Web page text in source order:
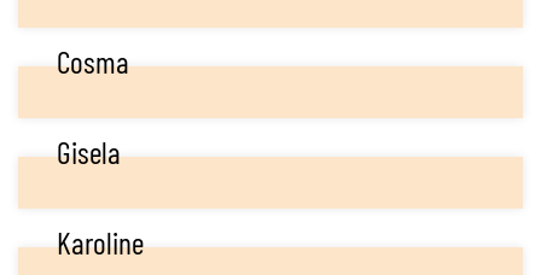
Cosma
Gisela
Karoline